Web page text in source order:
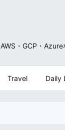
AWS・GCP・
Travel Daily